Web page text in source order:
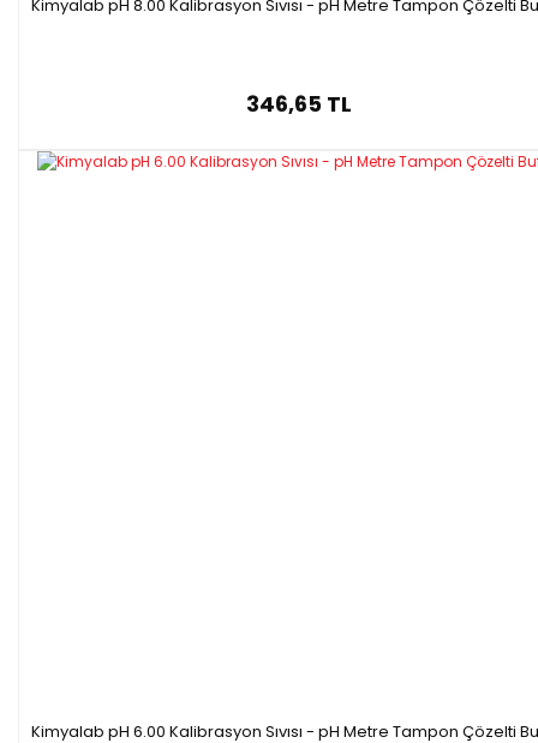
Kimyalab pH 8.00 Kalibrasyon Sıvısı - pH Metre Tampon Çözelti
346,65 TL
Kimyalab pH 6.00 Kalibrasyon Sıvısı - pH Metre Tampon Çözelti